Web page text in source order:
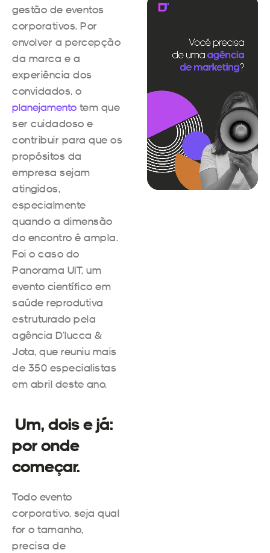
gestão de eventos
corporativos. Por
envolver a percepção
da marca e a
experiência dos
convidados, o
planejamento tem que
ser cuidadoso e
contribuir para que os
propósitos da
empresa sejam
atingidos,
especialmente
quando a dimensão
do encontro é ampla.
Foi o caso do
Panorama UIT, um
evento científico em
saúde reprodutiva
estruturado pela
agência D’lucca &
Jota, que reuniu mais
de 350 especialistas
em abril deste ano.
Um, dois e já:
por onde
começar.
Todo evento
corporativo, seja qual
for o tamanho,
precisa de